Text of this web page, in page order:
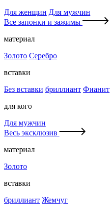
Для женщин Для мужчин
Все запонки и зажимы
материал
Золото Серебро
вставки
Без вставки бриллиант Фианит
для кого
Для мужчин
Весь эксклюзив
материал
Золото
вставки
бриллиант Жемчуг